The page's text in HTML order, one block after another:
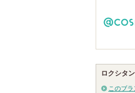
ロクシタ
このブ